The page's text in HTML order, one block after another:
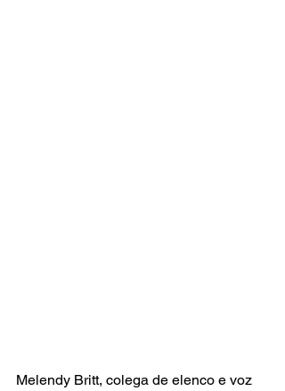
Melendy Britt, colega de elenco e voz